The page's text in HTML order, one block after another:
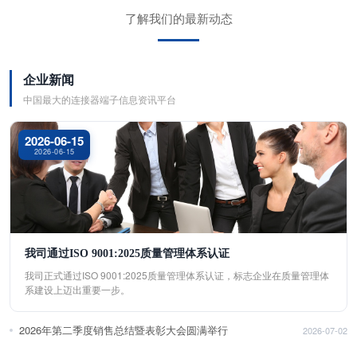
了解我们的最新动态
企业新闻
中国最大的连接器端子信息资讯平台
2026-06-15
2026-06-15
我司通过ISO 9001:2025质量管理体系认证
我司正式通过ISO 9001:2025质量管理体系认证，标志企业在质量管理体
系建设上迈出重要一步。
2026年第二季度销售总结暨表彰大会圆满举行 2026-07-02